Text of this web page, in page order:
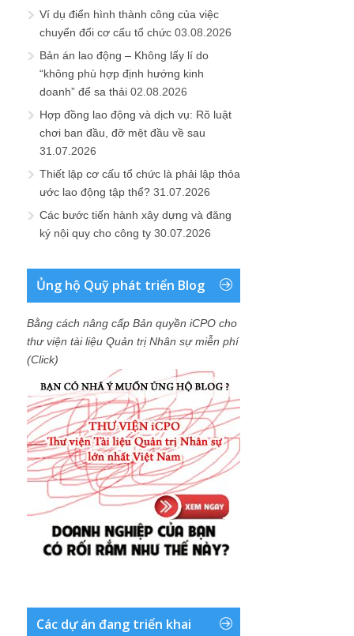
Ví dụ điển hình thành công của việc
chuyển đổi cơ cấu tổ chức 03.08.2026
Bản án lao động – Không lấy lí do
“không phù hợp định hướng kinh
doanh” để sa thải 02.08.2026
Hợp đồng lao động và dịch vụ: Rõ luật
chơi ban đầu, đỡ mệt đầu về sau
31.07.2026
Thiết lập cơ cấu tổ chức là phải lập thỏa
ước lao động tập thể? 31.07.2026
Các bước tiến hành xây dựng và đăng
ký nội quy cho công ty 30.07.2026
Ủng hộ Quỹ phát triển Blog
Bằng cách nâng cấp Bản quyền iCPO cho
thư viện tài liệu Quản trị Nhân sự miễn phí
(Click)
Các dự án đang triển khai